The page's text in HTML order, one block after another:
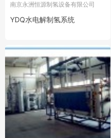
南京永洲恒源制氢设备有限公司
YDQ水电解制氢系统